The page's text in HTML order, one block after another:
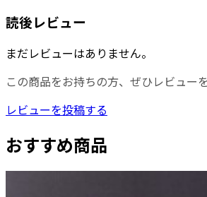
読後レビュー
まだレビューはありません。
この商品をお持ちの方、ぜひレビュー
レビューを投稿する
おすすめ商品